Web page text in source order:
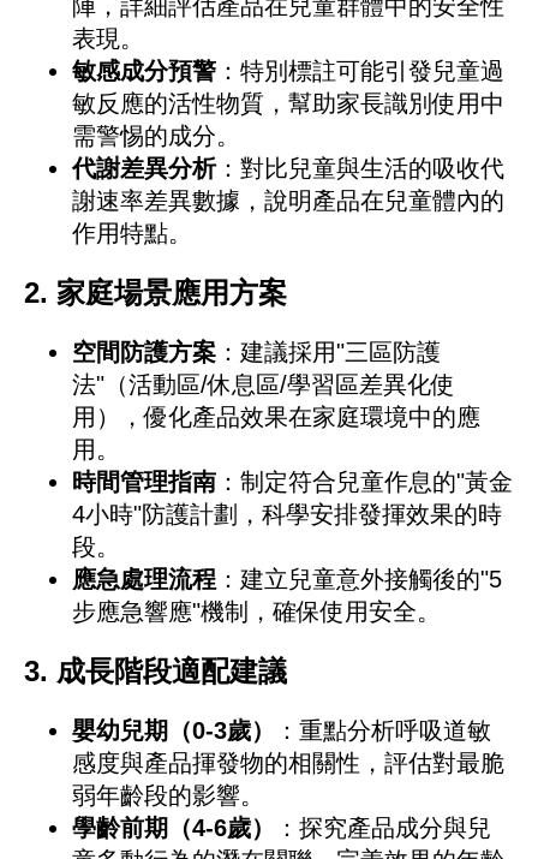
陣，詳細評估產品在兒童群體中的安全性
表現。
敏感成分預警 ：特別標註可能引發兒童過
敏反應的活性物質，幫助家長識別使用中
需警惕的成分。
代謝差異分析：對比兒童與生活的吸收代
謝速率差異數據，說明產品在兒童體內的
作用特點。
2. 家庭場景應用方案
空間防護方案 ：建議採用"三區防護
法"（活動區/休息區/學習區差異化使
用），優化產品效果在家庭環境中的應
用。
時間管理指南 ：制定符合兒童作息的"黃金
4小時"防護計劃，科學安排發揮效果的時
段。
應急處理流程 ：建立兒童意外接觸後的"5
步應急響應"機制，確保使用安全。
3. 成長階段適配建議
嬰幼兒期（0-3歲）
：重點分析呼吸道敏
感度與產品揮發物的相關性，評估對最脆
弱年齡段的影響。
學齡前期（4-6歲）
：探究產品成分與兒